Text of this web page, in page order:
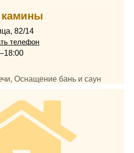
камины
82/14
телефон
Оснащение бань и саун